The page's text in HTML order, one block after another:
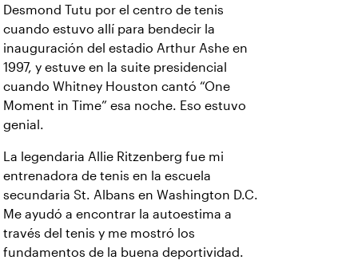
Desmond Tutu por el centro de tenis
cuando estuvo allí para bendecir la
inauguración del estadio Arthur Ashe en
1997, y estuve en la suite presidencial
cuando Whitney Houston cantó “One
Moment in Time” esa noche. Eso estuvo
genial.
La legendaria Allie Ritzenberg fue mi
entrenadora de tenis en la escuela
secundaria St. Albans en Washington D.C.
Me ayudó a encontrar la autoestima a
través del tenis y me mostró los
fundamentos de la buena deportividad.